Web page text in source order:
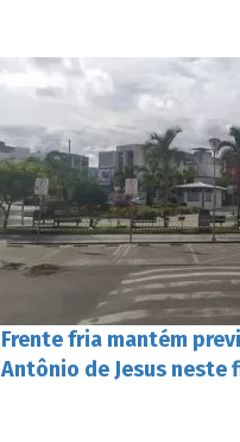
Frente fria mantém
Antônio de Jesus neste